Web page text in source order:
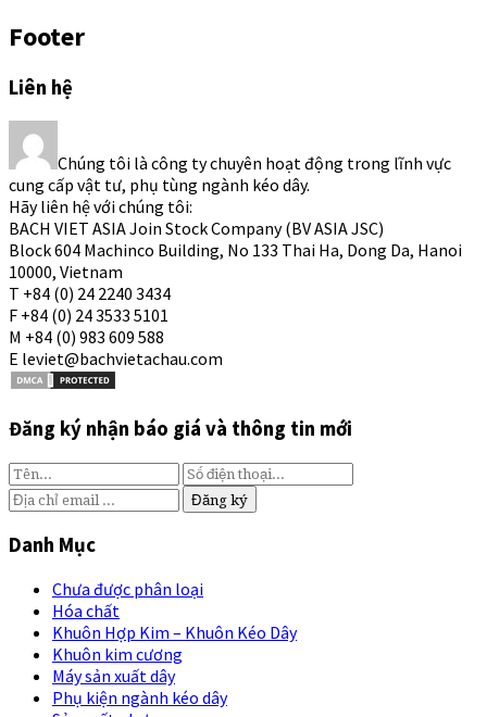
Footer
Liên hệ
Chúng tôi là công ty chuyên hoạt động trong lĩnh vực
cung cấp vật tư, phụ tùng ngành kéo dây.
Hãy liên hệ với chúng tôi:
BACH VIET ASIA Join Stock Company (BV ASIA JSC)
Block 604 Machinco Building, No 133 Thai Ha, Dong Da, Hanoi
10000, Vietnam
T +84 (0) 24 2240 3434
F +84 (0) 24 3533 5101
M +84 (0) 983 609 588
E leviet@bachvietachau.com
Đăng ký nhận báo giá và thông tin mới
Danh Mục
Chưa được phân loại
Hóa chất
Khuôn Hợp Kim – Khuôn Kéo Dây
Khuôn kim cương
Máy sản xuất dây
Phụ kiện ngành kéo dây